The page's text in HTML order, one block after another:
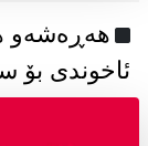
هەڕەشەو
ئاخوندی بۆ